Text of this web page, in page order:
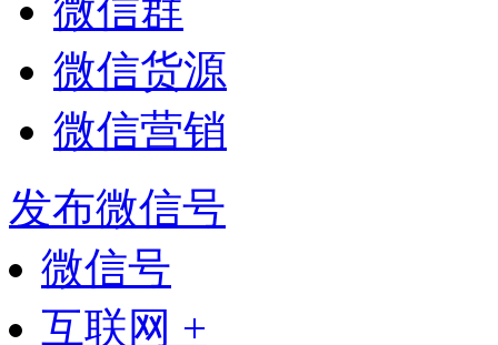
微信群
微信货源
微信营销
发布微信号
微信号
互联网 +